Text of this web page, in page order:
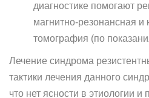
диагностике помогают
магнитно-резонансная и
томография (по
Лечение синдрома
тактики лече­ния данного
что нет ясности в этио­логии и